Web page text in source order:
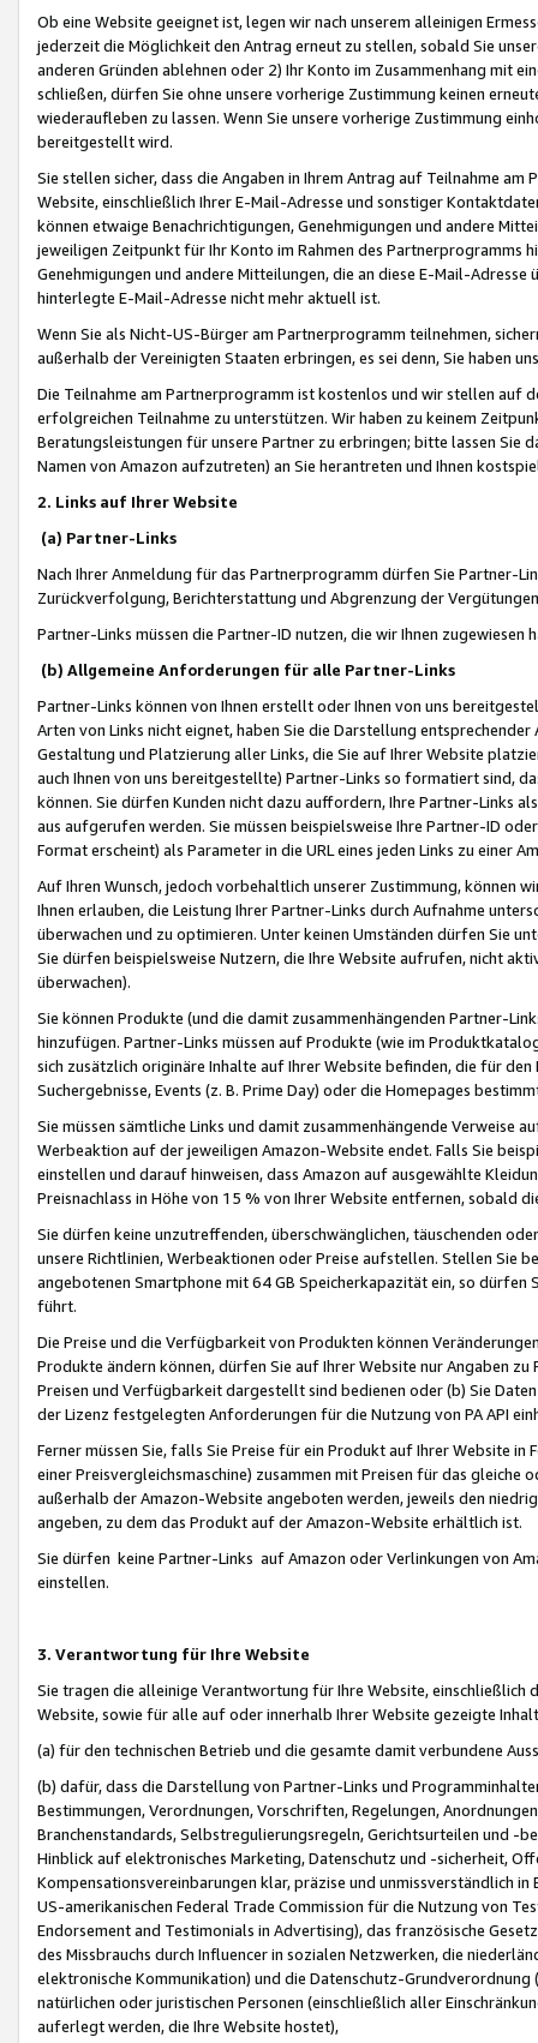
Ob eine Website geeignet ist, legen wir nach unserem alleinigen
jederzeit die Möglichkeit den Antrag erneut zu stellen, sobald Sie
anderen Gründen ablehnen oder 2) Ihr Konto im Zusammenhang mit
schließen, dürfen Sie ohne unsere vorherige Zustimmung keinen
wiederaufleben zu lassen. Wenn Sie unsere vorherige Zustimmung
bereitgestellt wird.
Sie stellen sicher, dass die Angaben in Ihrem Antrag auf Teilnahme
Website, einschließlich Ihrer E-Mail-Adresse und sonstiger
können etwaige Benachrichtigungen, Genehmigungen und andere
jeweiligen Zeitpunkt für Ihr Konto im Rahmen des Partnerprogramms
Genehmigungen und andere Mitteilungen, die an diese E-Mail-
hinterlegte E-Mail-Adresse nicht mehr aktuell ist.
Wenn Sie als Nicht-US-Bürger am Partnerprogramm teilnehmen,
außerhalb der Vereinigten Staaten erbringen, es sei denn, Sie haben
Die Teilnahme am Partnerprogramm ist kostenlos und wir stellen auf
erfolgreichen Teilnahme zu unterstützen. Wir haben zu keinem
Beratungsleistungen für unsere Partner zu erbringen; bitte lassen Sie
Namen von Amazon aufzutreten) an Sie herantreten und Ihnen
2. Links auf Ihrer Website
(a) Partner-Links
Nach Ihrer Anmeldung für das Partnerprogramm dürfen Sie Partner-
Zurückverfolgung, Berichterstattung und Abgrenzung der
Partner-Links müssen die Partner-ID nutzen, die wir Ihnen zugewiesen
(b) Allgemeine Anforderungen für alle Partner-Links
Partner-Links können von Ihnen erstellt oder Ihnen von uns
Arten von Links nicht eignet, haben Sie die Darstellung
Gestaltung und Platzierung aller Links, die Sie auf Ihrer Website
auch Ihnen von uns bereitgestellte) Partner-Links so formatiert sind,
können. Sie dürfen Kunden nicht dazu auffordern, Ihre Partner-Links
aus aufgerufen werden. Sie müssen beispielsweise Ihre Partner-ID
Format erscheint) als Parameter in die URL eines jeden Links zu einer
Auf Ihren Wunsch, jedoch vorbehaltlich unserer Zustimmung, können
Ihnen erlauben, die Leistung Ihrer Partner-Links durch Aufnahme
überwachen und zu optimieren. Unter keinen Umständen dürfen Sie
Sie dürfen beispielsweise Nutzern, die Ihre Website aufrufen, nicht
überwachen).
Sie können Produkte (und die damit zusammenhängenden Partner-
hinzufügen. Partner-Links müssen auf Produkte (wie im
sich zusätzlich originäre Inhalte auf Ihrer Website befinden, die für
Suchergebnisse, Events (z. B. Prime Day) oder die Homepages
Sie müssen sämtliche Links und damit zusammenhängende
Werbeaktion auf der jeweiligen Amazon-Website endet. Falls Sie
einstellen und darauf hinweisen, dass Amazon auf ausgewählte
Preisnachlass in Höhe von 15 % von Ihrer Website entfernen, sobald
Sie dürfen keine unzutreffenden, überschwänglichen, täuschenden
unsere Richtlinien, Werbeaktionen oder Preise aufstellen. Stellen Sie
angebotenen Smartphone mit 64 GB Speicherkapazität ein, so dürfen
führt.
Die Preise und die Verfügbarkeit von Produkten können
Produkte ändern können, dürfen Sie auf Ihrer Website nur Angaben
Preisen und Verfügbarkeit dargestellt sind bedienen oder (b) Sie
der Lizenz festgelegten Anforderungen für die Nutzung von PA API
Ferner müssen Sie, falls Sie Preise für ein Produkt auf Ihrer Website
einer Preisvergleichsmaschine) zusammen mit Preisen für das
außerhalb der Amazon-Website angeboten werden, jeweils den
angeben, zu dem das Produkt auf der Amazon-Website erhältlich ist.
Sie dürfen keine Partner-Links auf Amazon oder Verlinkungen von
einstellen.
3. Verantwortung für Ihre Website
Sie tragen die alleinige Verantwortung für Ihre Website,
Website, sowie für alle auf oder innerhalb Ihrer Website gezeigte
(a) für den technischen Betrieb und die gesamte damit verbundene
(b) dafür, dass die Darstellung von Partner-Links und
Bestimmungen, Verordnungen, Vorschriften, Regelungen,
Branchenstandards, Selbstregulierungsregeln, Gerichtsurteilen und -
Hinblick auf elektronisches Marketing, Datenschutz und -sicherheit,
Kompensationsvereinbarungen klar, präzise und unmissverständlich
US-amerikanischen Federal Trade Commission für die Nutzung von
Endorsement and Testimonials in Advertising), das französische
des Missbrauchs durch Influencer in sozialen Netzwerken, die
elektronische Kommunikation) und die Datenschutz-
natürlichen oder juristischen Personen (einschließlich aller
auferlegt werden, die Ihre Website hostet),